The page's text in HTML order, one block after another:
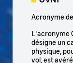
Acronyme
L'acronyme
désigne un
physique,
vol, est